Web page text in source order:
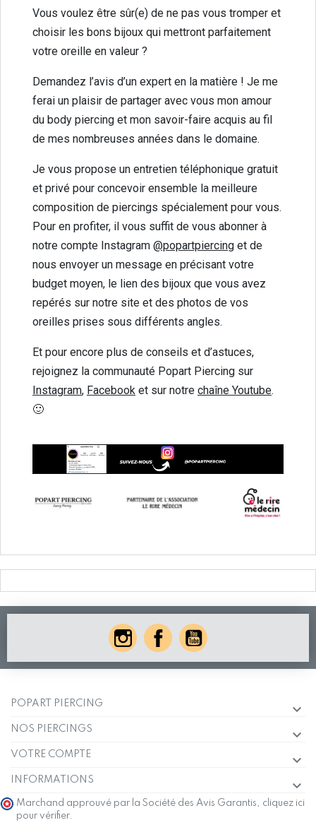
Vous voulez être sûr(e) de ne pas vous tromper et
choisir les bons bijoux qui mettront parfaitement
votre oreille en valeur ?
Demandez l’avis d’un expert en la matière ! Je me
ferai un plaisir de partager avec vous mon amour
du body piercing et mon savoir-faire acquis au fil
de mes nombreuses années dans le domaine.
Je vous propose un entretien téléphonique gratuit
et privé pour concevoir ensemble la meilleure
composition de piercings spécialement pour vous.
Pour en profiter, il vous suffit de vous abonner à
notre compte Instagram @popartpiercing et de
nous envoyer un message en précisant votre
budget moyen, le lien des bijoux que vous avez
repérés sur notre site et des photos de vos
oreilles prises sous différents angles.
Et pour encore plus de conseils et d’astuces,
rejoignez la communauté Popart Piercing sur
Instagram, Facebook et sur notre chaîne Youtube.
🙂
POPART PIERCING
NOS PIERCINGS
VOTRE COMPTE
INFORMATIONS
Marchand approuvé par la Société des Avis Garantis, cliquez ici
pour vérifier.